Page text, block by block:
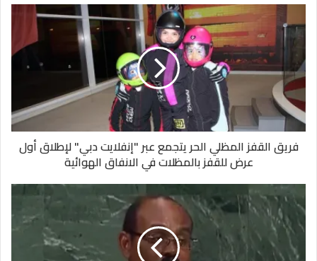
فريق القفز المظلي الحر يتجمع عبر "إنفلايت دبي" لإطلاق أول
عرض للقفز بالمظلات في الانفاق الهوائية